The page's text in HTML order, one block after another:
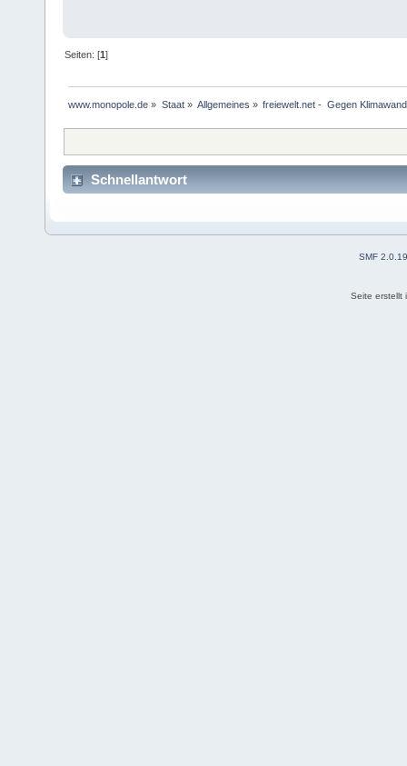
Seiten: [1]
www.monopole.de » Staat» Allgemeines » freiewelt.net -  Gegen
Schnellantwort
SMF 2.0.19
Seite erstellt